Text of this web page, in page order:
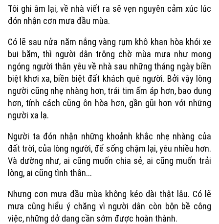
Âm nhạc
Tôi ghi âm lại, về nhà viết ra sẽ vẹn nguyên cảm xúc lúc
đón nhận cơn mưa đầu mùa.
Có lẽ sau nửa năm nắng vàng rụm khô khan hòa khói xe
bụi bặm, thì người dân trông chờ mùa mưa như mong
ngóng người thân yêu về nhà sau những tháng ngày biền
biệt khơi xa, biền biệt đất khách quê người. Bởi vậy lòng
người cũng nhẹ nhàng hơn, trái tim ấm áp hơn, bao dung
hơn, tính cách cũng ôn hòa hơn, gần gũi hơn với những
người xa lạ.
Người ta đón nhận những khoảnh khắc nhẹ nhàng của
đất trời, của lòng người, để sống chậm lại, yêu nhiều hơn.
Và dường như, ai cũng muốn chia sẻ, ai cũng muốn trải
lòng, ai cũng tình thân...
Nhưng cơn mưa đầu mùa không kéo dài thật lâu. Có lẽ
mưa cũng hiểu ý chăng vì người dân còn bộn bề công
việc, những dở dang cần sớm được hoàn thành.